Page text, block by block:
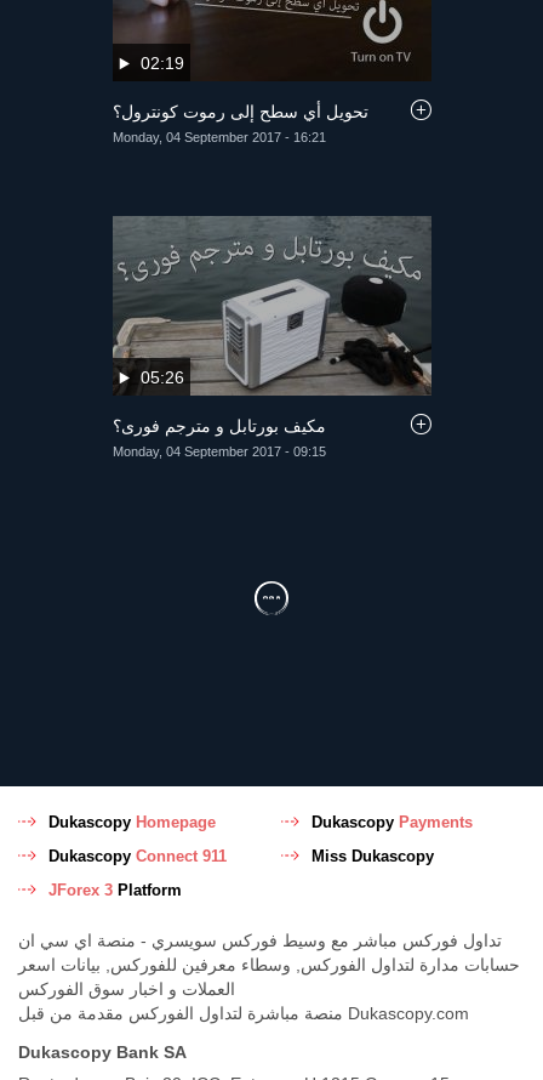
02:19
تحويل أي سطح إلى رموت كونترول؟
Monday, 04 September 2017 - 16:21
05:26
مكيف بورتابل و مترجم فورى؟
Monday, 04 September 2017 - 09:15
Dukascopy Homepage Dukascopy Payments
Dukascopy Connect 911
Miss Dukascopy
JForex 3 Platform
تداول فوركس مباشر مع وسيط فوركس سويسري - منصة اي سي ان
حسابات مدارة لتداول الفوركس, وسطاء معرفين للفوركس, بيانات اسعر
العملات و اخبار سوق الفوركس
منصة مباشرة لتداول الفوركس مقدمة من قبل Dukascopy.com
Dukascopy Bank SA